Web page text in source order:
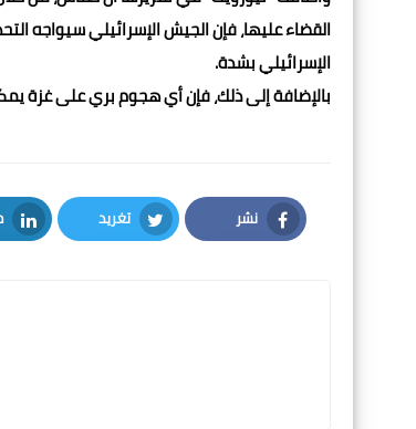
القضاء عليها، فإن الجيش الإسرائيلي سيواجه
الإسرائيلي بشدة.
بالإضافة إلى ذلك، فإن أي هجوم بري على غزة
نشر
Facebook
تغريد
Twitter